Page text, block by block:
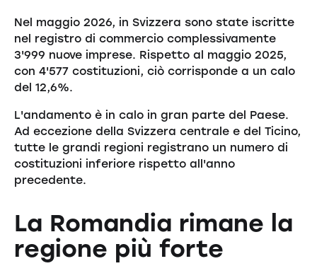
Nel maggio 2026, in Svizzera sono state iscritte
nel registro di commercio complessivamente
3'999 nuove imprese. Rispetto al maggio 2025,
con 4'577 costituzioni, ciò corrisponde a un calo
del 12,6%.
L'andamento è in calo in gran parte del Paese.
Ad eccezione della Svizzera centrale e del Ticino,
tutte le grandi regioni registrano un numero di
costituzioni inferiore rispetto all'anno
precedente.
La Romandia rimane la
regione più forte